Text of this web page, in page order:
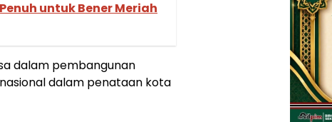
untuk Bener Meriah
dalam pembangunan
dalam penataan kota